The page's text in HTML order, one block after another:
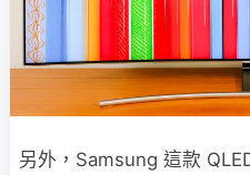
另外，Samsung 這款